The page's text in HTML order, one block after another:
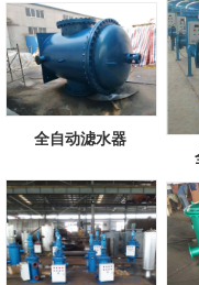
全自动滤水器